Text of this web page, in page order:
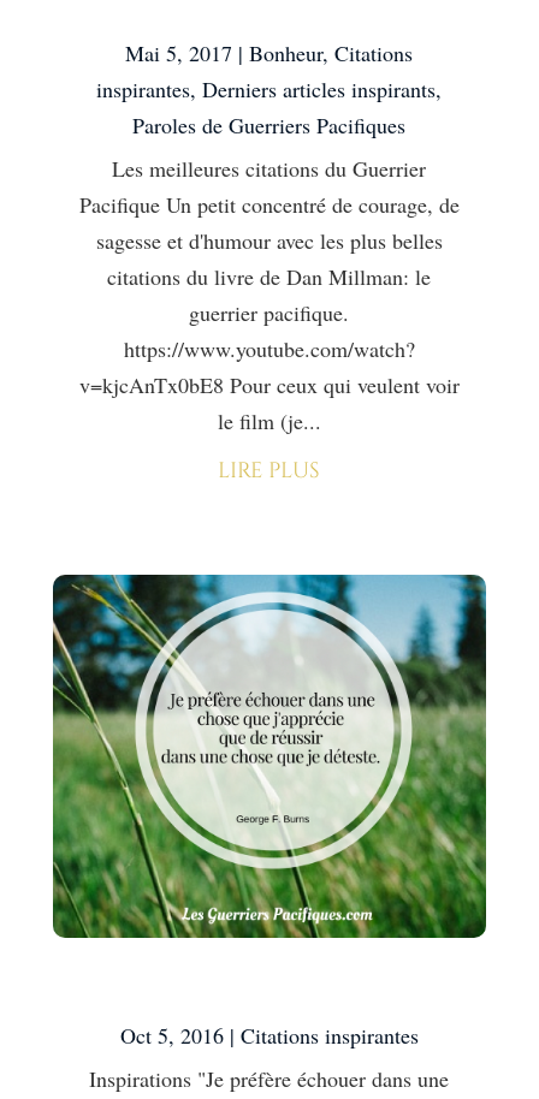
Mai 5, 2017 |Bonheur,Citations
inspirantes,Derniers articles inspirants,
Paroles de Guerriers Pacifiques
Les meilleures citations du Guerrier
Pacifique Un petit concentré de courage, de
sagesse et d'humour avec les plus belles
citations du livre de Dan Millman: le
guerrier pacifique.
https://www.youtube.com/watch?
v=kjcAnTx0bE8 Pour ceux qui veulent voir
le film (je...
lire plus
Oct 5, 2016| Citations inspirantes
Inspirations "Je préfère échouer dans une